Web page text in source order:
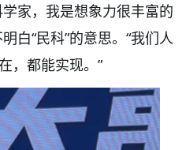
家，我是想象力很丰富的
白“民科”的意思。“我们人
，都能实现。”